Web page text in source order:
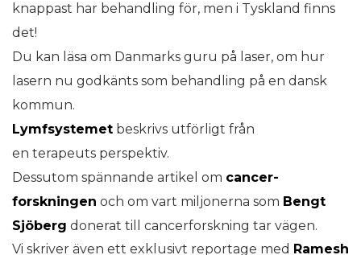
knappast har behandling för, men i Tyskland finns
det!
Du kan läsa om Danmarks guru på laser, om hur
lasern nu godkänts som behandling på en dansk
kommun.
Lymfsystemet beskrivs utförligt från
en terapeuts perspektiv.
Dessutom spännande artikel om cancer-
forskningen och om vart miljonerna som Bengt
Sjöberg donerat till cancerforskning tar vägen.
Vi skriver även ett exklusivt reportage med Ramesh